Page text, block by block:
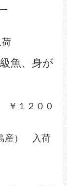
魚、身が
０
産） 入荷